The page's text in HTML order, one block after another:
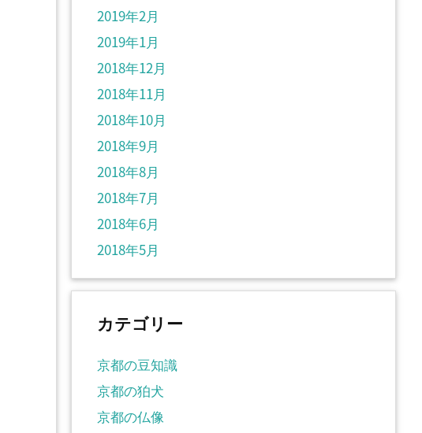
2019年2月
2019年1月
2018年12月
2018年11月
2018年10月
2018年9月
2018年8月
2018年7月
2018年6月
2018年5月
カテゴリー
京都の豆知識
京都の狛犬
京都の仏像